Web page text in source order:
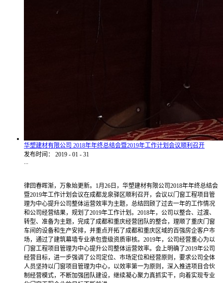
华塑建材有限公司 2018年年终总结会暨2019年工作计划会议顺利召开
发布时间：
2019 - 01 - 31
...
律回春晖渐，万象始更新。1月26日，华塑建材有限公司2018年年终总结会
暨2019年工作计划会议在成都龙泉驿区顺利召开，会议以门窗工程项目管
理为中心提升公司整体运营效率为主题，总结回顾了过去一年的工作情况
和公司经营结果，规划了2019年工作计划。2018年，公司以整合、过渡、
转型、准备为主题，完成了成都和重庆经营团队的整合，理顺了重庆门窗
车间的设备和生产安排，并重点开拓了成都和重庆区域的百强房企客户市
场，通过了建筑幕墙专业承包壹级资质审核。2019年，公司经营重心为以
门窗工程项目管理为中心提升公司整体运营效率。会上明确了2019年公司
经营目标，进一步强调了公司定位、市场定位和经营原则，要求公司全体
人员坚持以门窗项目管理为中心，以效率第一为原则，深入推进项目合伙
制经营模式，不断加强团队建设，继续凝心聚力真抓实干，向着实现专业